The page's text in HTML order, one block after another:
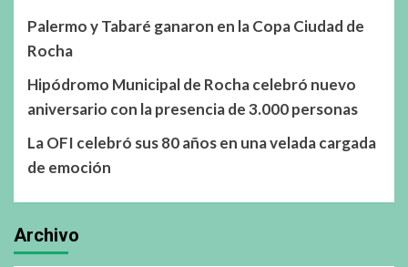
Palermo y Tabaré ganaron en la Copa Ciudad de
Rocha
Hipódromo Municipal de Rocha celebró nuevo
aniversario con la presencia de 3.000 personas
La OFI celebró sus 80 años en una velada cargada
de emoción
Archivo